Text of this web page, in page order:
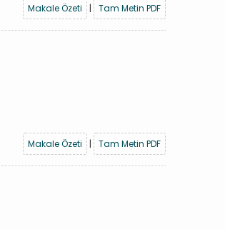
Makale Özeti
| Tam Metin PDF
Makale Özeti
| Tam Metin PDF